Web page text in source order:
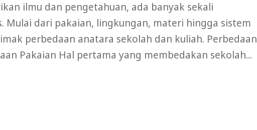
ilmu dan pengetahuan, ada banyak sekali
Mulai dari pakaian, lingkungan, materi hingga sistem
perbedaan anatara sekolah dan kuliah. Perbedaan
Pakaian Hal pertama yang membedakan sekolah...